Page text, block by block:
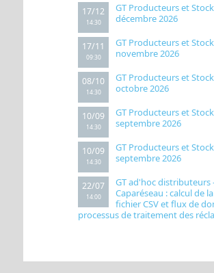
17/12
14:30
GT Producteurs et
décembre 2026
17/11
09:30
GT Producteurs et
novembre 2026
08/10
14:30
GT Producteurs et
octobre 2026
10/09
14:30
GT Producteurs et
septembre 2026
10/09
14:30
GT Producteurs et
septembre 2026
22/07
14:00
GT ad'hoc distributeurs
Caparéseau : calcul de la
fichier CSV et flux de
processus de traitement des